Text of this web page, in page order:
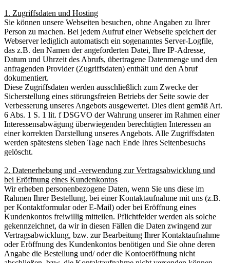
1. Zugriffsdaten und Hosting
Sie können unsere Webseiten besuchen, ohne Angaben zu Ihrer
Person zu machen. Bei jedem Aufruf einer Webseite speichert der
Webserver lediglich automatisch ein sogenanntes Server-Logfile,
das z.B. den Namen der angeforderten Datei, Ihre IP-Adresse,
Datum und Uhrzeit des Abrufs, übertragene Datenmenge und den
anfragenden Provider (Zugriffsdaten) enthält und den Abruf
dokumentiert.
Diese Zugriffsdaten werden ausschließlich zum Zwecke der
Sicherstellung eines störungsfreien Betriebs der Seite sowie der
Verbesserung unseres Angebots ausgewertet. Dies dient gemäß Art.
6 Abs. 1 S. 1 lit. f DSGVO der Wahrung unserer im Rahmen einer
Interessensabwägung überwiegenden berechtigten Interessen an
einer korrekten Darstellung unseres Angebots. Alle Zugriffsdaten
werden spätestens sieben Tage nach Ende Ihres Seitenbesuchs
gelöscht.
2. Datenerhebung und -verwendung zur Vertragsabwicklung und
bei Eröffnung eines Kundenkontos
Wir erheben personenbezogene Daten, wenn Sie uns diese im
Rahmen Ihrer Bestellung, bei einer Kontaktaufnahme mit uns (z.B.
per Kontaktformular oder E-Mail) oder bei Eröffnung eines
Kundenkontos freiwillig mitteilen. Pflichtfelder werden als solche
gekennzeichnet, da wir in diesen Fällen die Daten zwingend zur
Vertragsabwicklung, bzw. zur Bearbeitung Ihrer Kontaktaufnahme
oder Eröffnung des Kundenkontos benötigen und Sie ohne deren
Angabe die Bestellung und/ oder die Kontoeröffnung nicht